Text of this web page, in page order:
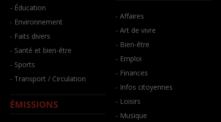
- Éducation
- Environnement
- Faits divers
- Santé et bien-être
- Sports
- Transport / Circulation
ÉMISSIONS
- Affaires
- Art de vivre
- Bien-être
- Emploi
- Finances
- Infos citoyennes
- Loisirs
- Musique